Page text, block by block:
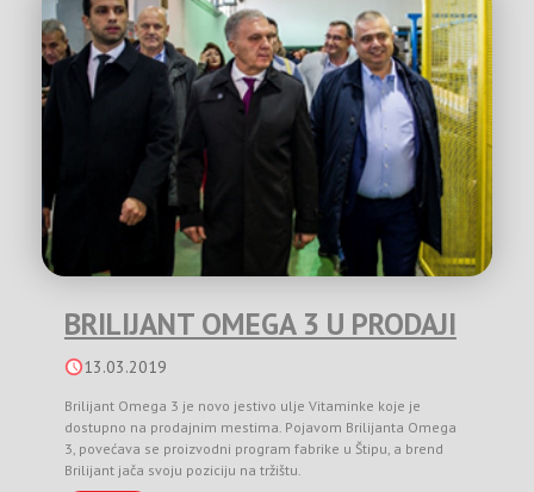
BRILIJANT OMEGA 3 U PRODAJI
13.03.2019
Brilijant Omega 3 je novo jestivo ulje Vitaminke koje je
dostupno na prodajnim mestima. Pojavom Brilijanta Omega
3, povećava se proizvodni program fabrike u Štipu, a brend
Brilijant jača svoju poziciju na tržištu.